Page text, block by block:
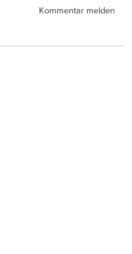
Kommentar melden